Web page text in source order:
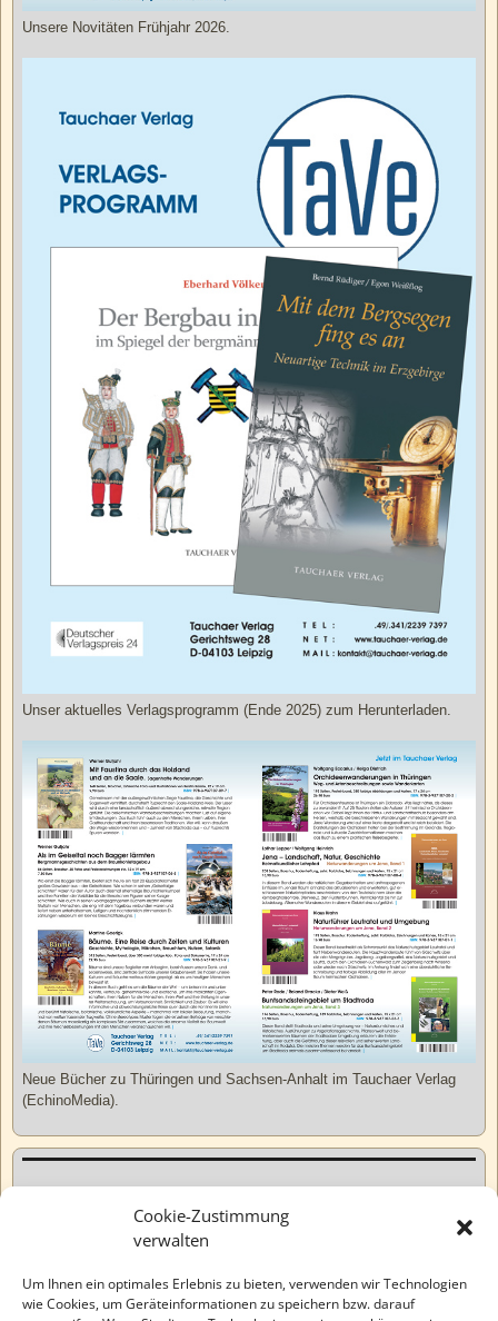
Cookie-Zustimmung
verwalten
Um Ihnen ein optimales Erlebnis zu bieten, verwenden wir Technologien
wie Cookies, um Geräteinformationen zu speichern bzw. darauf
Unsere Novitäten Frühjahr 2026.
Unser aktuelles Verlagsprogramm (Ende 2025) zum Herunterladen.
Neue Bücher zu Thüringen und Sachsen-Anhalt im Tauchaer Verlag
(EchinoMedia).